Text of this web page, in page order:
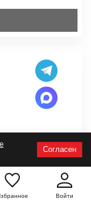
Войти
Согласен